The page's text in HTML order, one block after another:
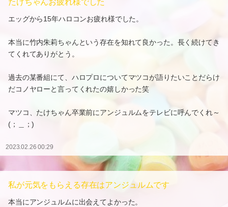
エッグから15年ハロコンお疲れ様でした。
本当に竹内朱莉ちゃんという存在を知れて良かった。長く続けてき
てくれてありがとう。
過去の某番組にて、ハロプロについてマツコが語りたいことだらけ
だコノヤローと言ってくれたの嬉しかった笑
マツコ、たけちゃん卒業前にアンジュルムをテレビに呼んでくれ～
(；＿；)
2023.02.26 00:29
私が元気をもらえる存在はアンジュルムです
本当にアンジュルムに出会えてよかった。